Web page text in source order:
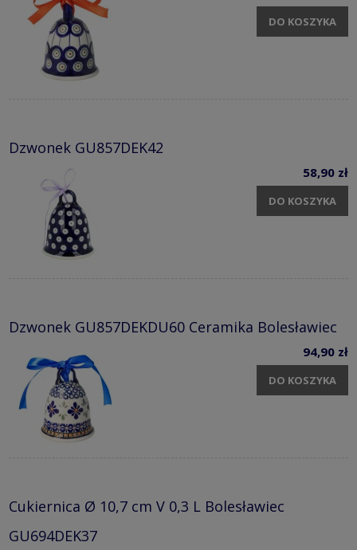
DO KOSZYKA
Dzwonek GU857DEK42
58,90 zł
DO KOSZYKA
Dzwonek GU857DEKDU60 Ceramika Bolesławiec
94,90 zł
DO KOSZYKA
Cukiernica Ø 10,7 cm V 0,3 L Bolesławiec
GU694DEK37